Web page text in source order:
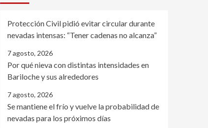
Protección Civil pidió evitar circular durante
nevadas intensas: “Tener cadenas no alcanza”
7 agosto, 2026
Por qué nieva con distintas intensidades en
Bariloche y sus alrededores
7 agosto, 2026
Se mantiene el frío y vuelve la probabilidad de
nevadas para los próximos días